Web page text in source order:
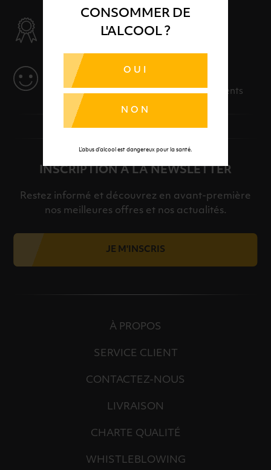
CONSOMMER DE
L'ALCOOL ?
OUI
NON
L’abus d’alcool est dangereux pour la santé.
SERVICE
Des solutions adaptées à vos événements
INSCRIPTION À LA NEWSLETTER
Restez informé et découvrez en avant-première
nos meilleures offres et nos actualités.
JE M'INSCRIS
À PROPOS
SERVICE CLIENT
CONTACTEZ-NOUS
LIVRAISON
CHARTE QUALITÉ
WHISTLEBLOWING